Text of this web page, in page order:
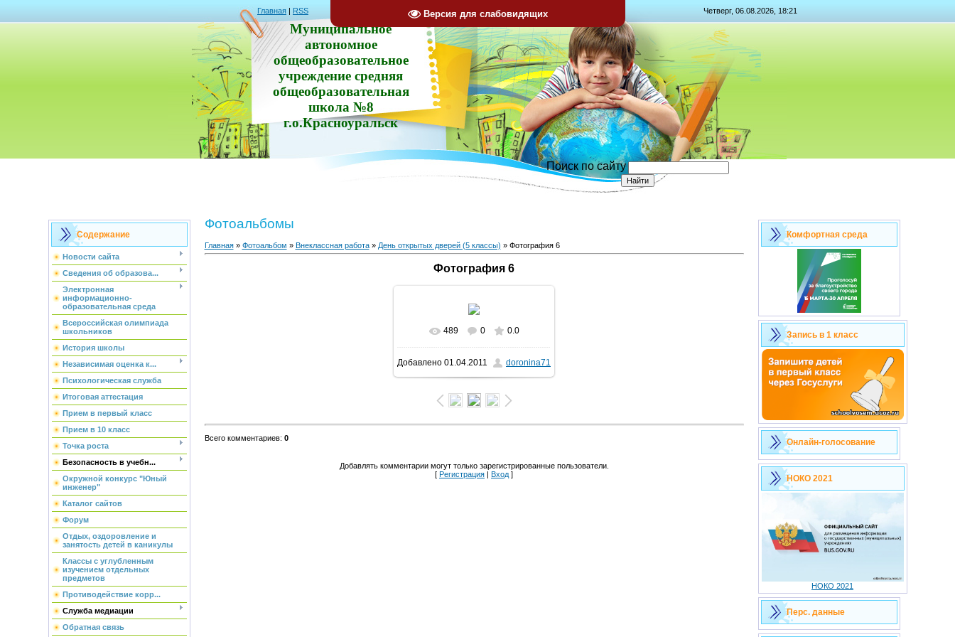
Версия для слабовидящих
Главная | RSS Четверг, 06.08.2026, 18:21
Муниципальное
автономное
общеобразовательное
учреждение средняя
общеобразовательная
школа №8
г.о.Красноуральск
Поиск по сайту
Содержание
Новости сайта
Сведения об образова...
Электронная
информационно-
образовательная среда
Всероссийская олимпиада
школьников
История школы
Независимая оценка к...
Психологическая служба
Итоговая аттестация
Прием в первый класс
Прием в 10 класс
Точка роста
Безопасность в учебн...
Окружной конкурс "Юный
инженер"
Каталог сайтов
Форум
Отдых, оздоровление и
занятость детей в каникулы
Классы с углубленным
изучением отдельных
предметов
Противодействие корр...
Служба медиации
Обратная связь
Фотоальбомы
Главная» Фотоальбом » Внеклассная работа» День открытых дверей (5 классы) » Фотография 6
Фотография 6
В реальном размере 600x800
150.1Kb
489 0 0.0
Добавлено 01.04.2011 doronina71
Всего комментариев: 0
Добавлять комментарии могут только зарегистрированные пользователи.
[ Регистрация | Вход ]
Комфортная среда
Запись в 1 класс
Онлайн-голосование
НОКО 2021
НОКО 2021
Перс. данные